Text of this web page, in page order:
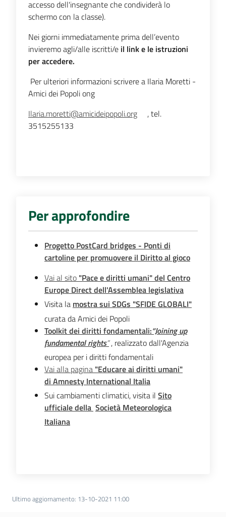
accesso dell'insegnante che condividerà lo
schermo con la classe).
Nei giorni immediatamente prima dell’evento
invieremo agli/alle iscritti/e il link e le istruzioni
per accedere.
Per ulteriori informazioni scrivere a Ilaria Moretti -
Amici dei Popoli ong
Ilaria.moretti@amicideipopoli.org
, tel.
3515255133
Per approfondire
Progetto PostCard bridges - Ponti di
cartoline per promuovere il Diritto al gioco
Vai al sito "Pace e diritti umani" del Centro
Europe Direct dell'Assemblea legislativa
Visita la mostra sui SDGs "SFIDE GLOBALI"
curata da Amici dei Popoli
Toolkit dei diritti fondamentali:“Joining up
fundamental rights” , realizzato dall'Agenzia
europea per i diritti fondamentali
Vai alla pagina "Educare ai diritti umani"
di Amnesty International Italia
Sui cambiamenti climatici, visita il Sito
ufficiale della Società Meteorologica
Italiana
Ultimo aggiornamento: 13-10-2021 11:00